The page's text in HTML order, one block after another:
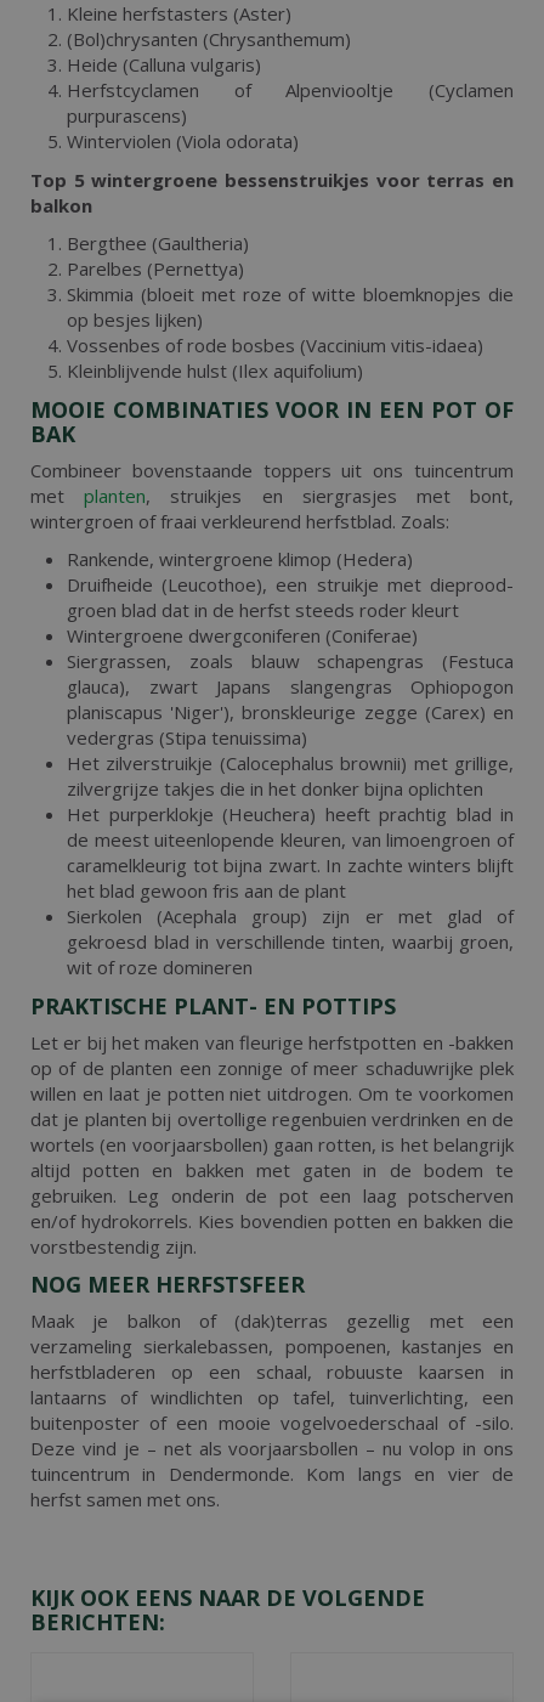
Kleine herfstasters (Aster)
(Bol)chrysanten (Chrysanthemum)
Heide (Calluna vulgaris)
Herfstcyclamen of Alpenviooltje (Cyclamen
purpurascens)
Winterviolen (Viola odorata)
Top 5 wintergroene bessenstruikjes voor terras en
balkon
Bergthee (Gaultheria)
Parelbes (Pernettya)
Skimmia (bloeit met roze of witte bloemknopjes die
op besjes lijken)
Vossenbes of rode bosbes (Vaccinium vitis-idaea)
Kleinblijvende hulst (Ilex aquifolium)
MOOIE COMBINATIES VOOR IN EEN POT OF
BAK
Combineer bovenstaande toppers uit ons tuincentrum
metplanten, struikjes en siergrasjes met bont,
wintergroen of fraai verkleurend herfstblad. Zoals:
Rankende, wintergroene klimop (Hedera)
Druifheide (Leucothoe), een struikje met dieprood-
groen blad dat in de herfst steeds roder kleurt
Wintergroene dwergconiferen (Coniferae)
Siergrassen, zoals blauw schapengras (Festuca
glauca), zwart Japans slangengras Ophiopogon
planiscapus 'Niger'), bronskleurige zegge (Carex) en
vedergras (Stipa tenuissima)
Het zilverstruikje (Calocephalus brownii) met grillige,
zilvergrijze takjes die in het donker bijna oplichten
Het purperklokje (Heuchera) heeft prachtig blad in
de meest uiteenlopende kleuren, van limoengroen of
caramelkleurig tot bijna zwart. In zachte winters blijft
het blad gewoon fris aan de plant
Sierkolen (Acephala group) zijn er met glad of
gekroesd blad in verschillende tinten, waarbij groen,
wit of roze domineren
PRAKTISCHE PLANT- EN POTTIPS
Let er bij het maken van fleurige herfstpotten en -bakken
op of de planten een zonnige of meer schaduwrijke plek
willen en laat je potten niet uitdrogen. Om te voorkomen
dat je planten bij overtollige regenbuien verdrinken en de
wortels (en voorjaarsbollen) gaan rotten, is het belangrijk
altijd potten en bakken met gaten in de bodem te
gebruiken. Leg onderin de pot een laag potscherven
en/of hydrokorrels. Kies bovendien potten en bakken die
vorstbestendig zijn.
NOG MEER HERFSTSFEER
Maak je balkon of (dak)terras gezellig met een
verzameling sierkalebassen, pompoenen, kastanjes en
herfstbladeren op een schaal, robuuste kaarsen in
lantaarns of windlichten op tafel, tuinverlichting, een
buitenposter of een mooie vogelvoederschaal of -silo.
Deze vind je – net als voorjaarsbollen – nu volop in ons
tuincentrum in Dendermonde. Kom langs en vier de
herfst samen met ons.
KIJK OOK EENS NAAR DE VOLGENDE
BERICHTEN: